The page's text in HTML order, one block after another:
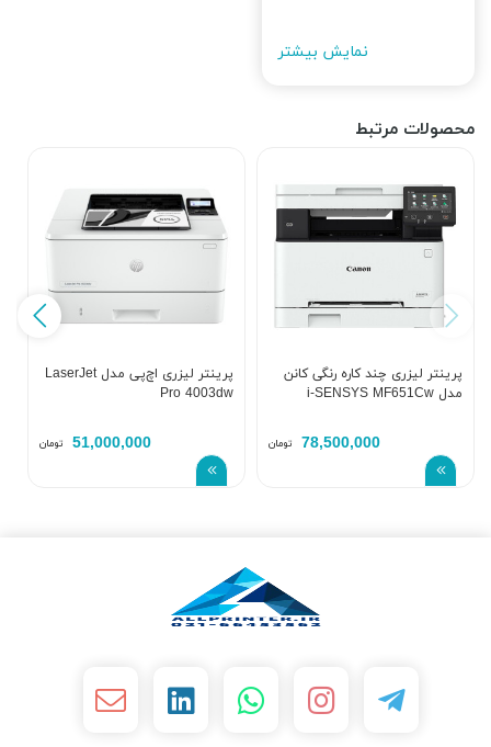
نمایش بیشتر
محصولات مرتبط
پرینتر لیزری چند کاره رنگی کانن
مدل i-SENSYS MF651Cw
78,500,000 تومان
پرینتر لیزری اچ‌پی مدل LaserJet
Pro 4003dw
51,000,000 تومان